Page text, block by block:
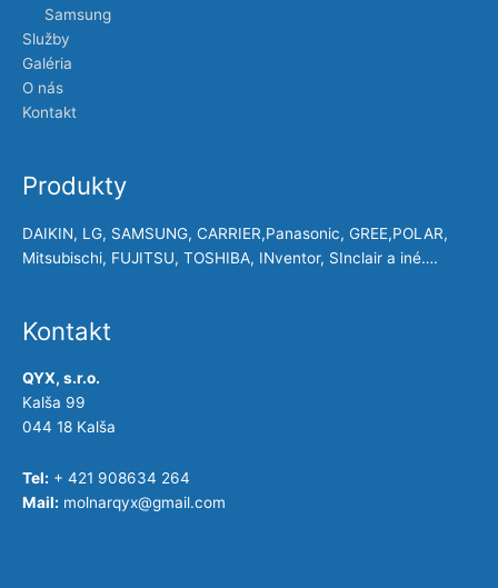
Samsung
Služby
Galéria
O nás
Kontakt
Produkty
DAIKIN, LG, SAMSUNG, CARRIER,Panasonic, GREE,POLAR,
Mitsubischi, FUJITSU, TOSHIBA, INventor, SInclair a iné….
Kontakt
QYX, s.r.o.
Kalša 99
044 18 Kalša
Tel: + 421 908634 264
Mail: molnarqyx@gmail.com